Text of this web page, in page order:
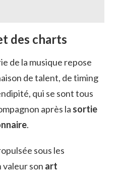
des charts
de la musique repose
de talent, de timing
qui se sont tous
après la sortie
.
sous les
son art